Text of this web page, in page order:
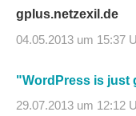
gplus.netzexil.de
04.05.2013 um 15:37
"WordPress is just
29.07.2013 um 12:12